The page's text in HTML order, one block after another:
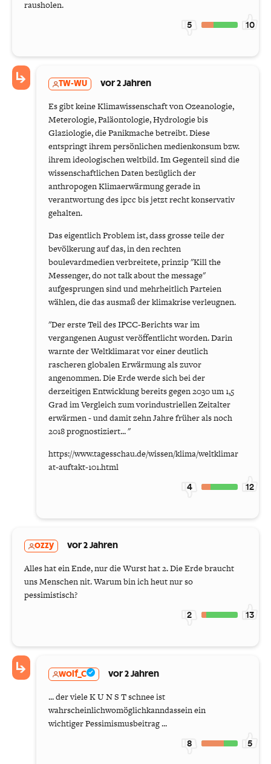
rausholen.
5 10
TW-WU vor 2 Jahren
Es gibt keine Klimawissenschaft von Ozeanologie,
Meterologie, Paläontologie, Hydrologie bis
Glaziologie, die Panikmache betreibt. Diese
entspringt ihrem persönlichen medienkonsum bzw.
ihrem ideologischen weltbild. Im Gegenteil sind die
wissenschaftlichen Daten bezüglich der
anthropogen Klimaerwärmung gerade in
verantwortung des ipcc bis jetzt recht konservativ
gehalten.
Das eigentlich Problem ist, dass grosse teile der
bevölkerung auf das, in den rechten
boulevardmedien verbreitete, prinzip "Kill the
Messenger, do not talk about the message"
aufgesprungen sind und mehrheitlich Parteien
wählen, die das ausmaß der klimakrise verleugnen.
"Der erste Teil des IPCC-Berichts war im
vergangenen August veröffentlicht worden. Darin
warnte der Weltklimarat vor einer deutlich
rascheren globalen Erwärmung als zuvor
angenommen. Die Erde werde sich bei der
derzeitigen Entwicklung bereits gegen 2030 um 1,5
Grad im Vergleich zum vorindustriellen Zeitalter
erwärmen - und damit zehn Jahre früher als noch
2018 prognostiziert... "
https://www.tagesschau.de/wissen/klima/weltklimar
at-auftakt-101.html
4 12
ozzy vor 2 Jahren
Alles hat ein Ende, nur die Wurst hat 2. Die Erde braucht
uns Menschen nit. Warum bin ich heut nur so
pessimistisch?
2 13
wolf_C vor 2 Jahren
... der viele K U N S T schnee ist
wahrscheinlichwomöglichkanndassein ein
wichtiger Pessimismusbeitrag ...
8 5